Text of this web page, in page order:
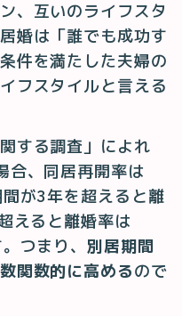
、互いのライフスタ
婚は「誰でも成功す
件を満たした夫婦の
フスタイルと言える
する調査」によれ
合、同居再開率は
が3年を超えると離
えると離婚率は
つまり、別居期間
関数的に高めるので